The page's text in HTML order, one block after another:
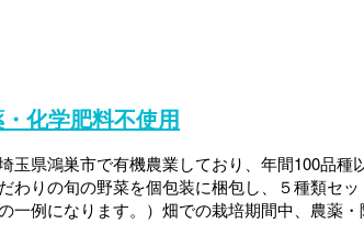
化学肥料不使用
玉県鴻巣市で有機農業しており、年間100品種
わりの旬の野菜を個包装に梱包し、５種類セ
一例になります。）畑での栽培期間中、農薬